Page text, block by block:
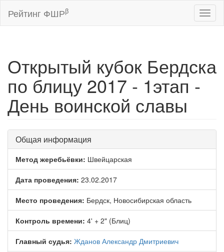
Рейтинг ФШРβ
Открытый кубок Бердска
по блицу 2017 - 1этап -
День воинской славы
Общая информация
Метод жеребьёвки: Швейцарская
Дата проведения: 23.02.2017
Место проведения: Бердск, Новосибирская область
Контроль времени: 4' + 2" (Блиц)
Главный судья: Жданов Александр Дмитриевич